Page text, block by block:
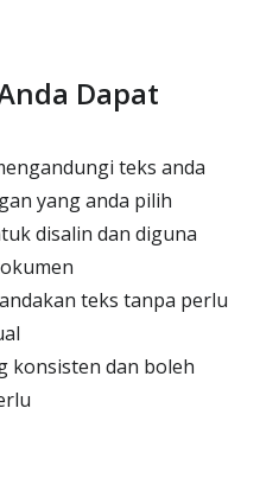
Dapat
teks anda
yang anda pilih
disalin dan diguna
teks tanpa perlu
konsisten dan boleh